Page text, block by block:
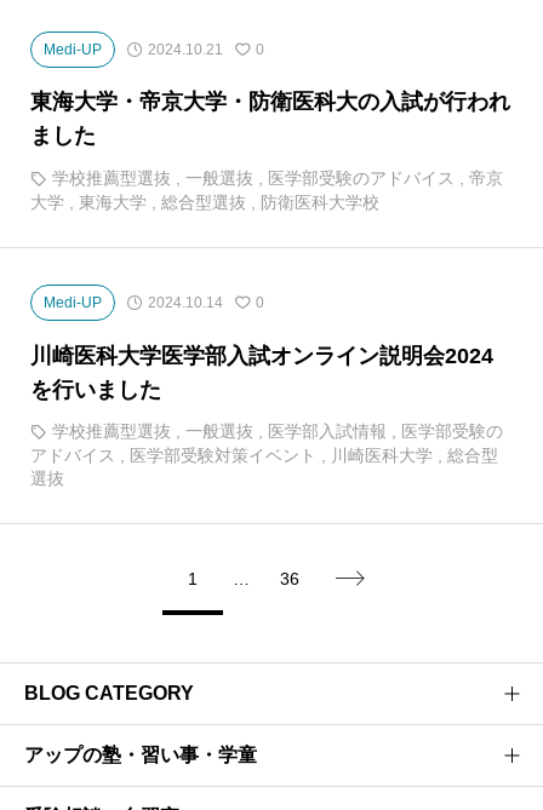
Medi-UP 2024.10.21 0
東海大学・帝京大学・防衛医科大の入試が行われ
ました
学校推薦型選抜 一般選抜 医学部受験のアドバイス
帝京
大学
東海大学 総合型選抜 防衛医科大学校
Medi-UP 2024.10.14 0
川崎医科大学医学部入試オンライン説明会2024
を行いました
学校推薦型選抜 , 一般選抜 , 医学部入試情報 , 医学部受験の
アドバイス , 医学部受験対策イベント , 川崎医科大学 , 総合型
選抜
1 … 36 
BLOG CATEGORY
医学部受験のプロがお届けする医学部受験情報ブログ
アップの塾・習い事・学童